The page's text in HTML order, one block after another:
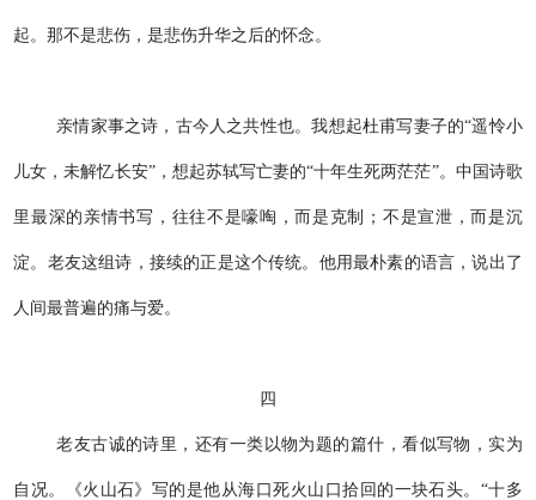
起。那不是悲伤，是悲伤升华之后的怀念。
亲情家事之诗，古今人之共性也。我想起杜甫写妻子的“遥怜小
儿女，未解忆长安”，想起苏轼写亡妻的“十年生死两茫茫”。中国诗歌
里最深的亲情书写，往往不是嚎啕，而是克制；不是宣泄，而是沉
淀。老友这组诗，接续的正是这个传统。他用最朴素的语言，说出了
人间最普遍的痛与爱。
四
老友古诚的诗里，还有一类以物为题的篇什，看似写物，实为
自况。《火山石》写的是他从海口死火山口拾回的一块石头。“十多